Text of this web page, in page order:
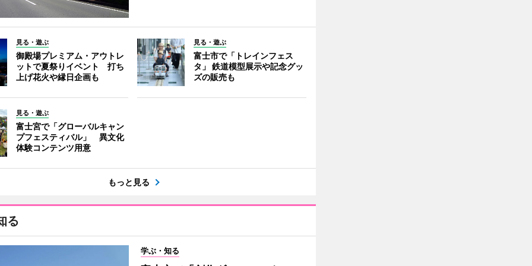
見る・遊ぶ
御殿場プレミアム・アウトレ
ットで夏祭りイベント 打ち
上げ花火や縁日企画も
見る・遊ぶ
富士市で「トレインフェス
タ」 鉄道模型展示や記念グッ
ズの販売も
見る・遊ぶ
富士宮で「グローバルキャン
プフェスティバル」 異文化
体験コンテンツ用意
もっと見る
る
学ぶ・知る